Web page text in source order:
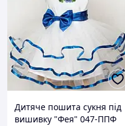
Дитяче пошита сукня під
вишивку "Фея" 047-ППФ